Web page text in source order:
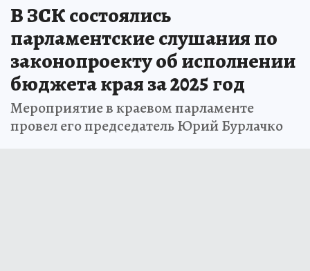
В ЗСК состоялись
парламентские слушания по
законопроекту об исполнении
бюджета края за 2025 год
Мероприятие в краевом парламенте
провел его председатель Юрий Бурлачко